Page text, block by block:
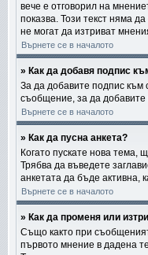
вече е отговорил на
показва. Този текст няма
не могат да изтриват
Върнете се в началото
» Как да добавя подпис
За да добавите подпис
съобщение, за да
Върнете се в началото
» Как да пусна анкета?
Когато пускате нова
Трябва да въведете
анкетата да бъде активна,
Върнете се в началото
» Как да променя или
Също както при
първото мнение в дадена